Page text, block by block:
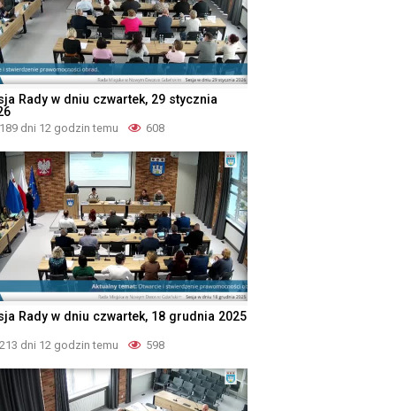
Rady w dniu czwartek, 29 stycznia
189 dni 12 godzin temu 608
Rady w dniu czwartek, 18 grudnia 2025
213 dni 12 godzin temu 598